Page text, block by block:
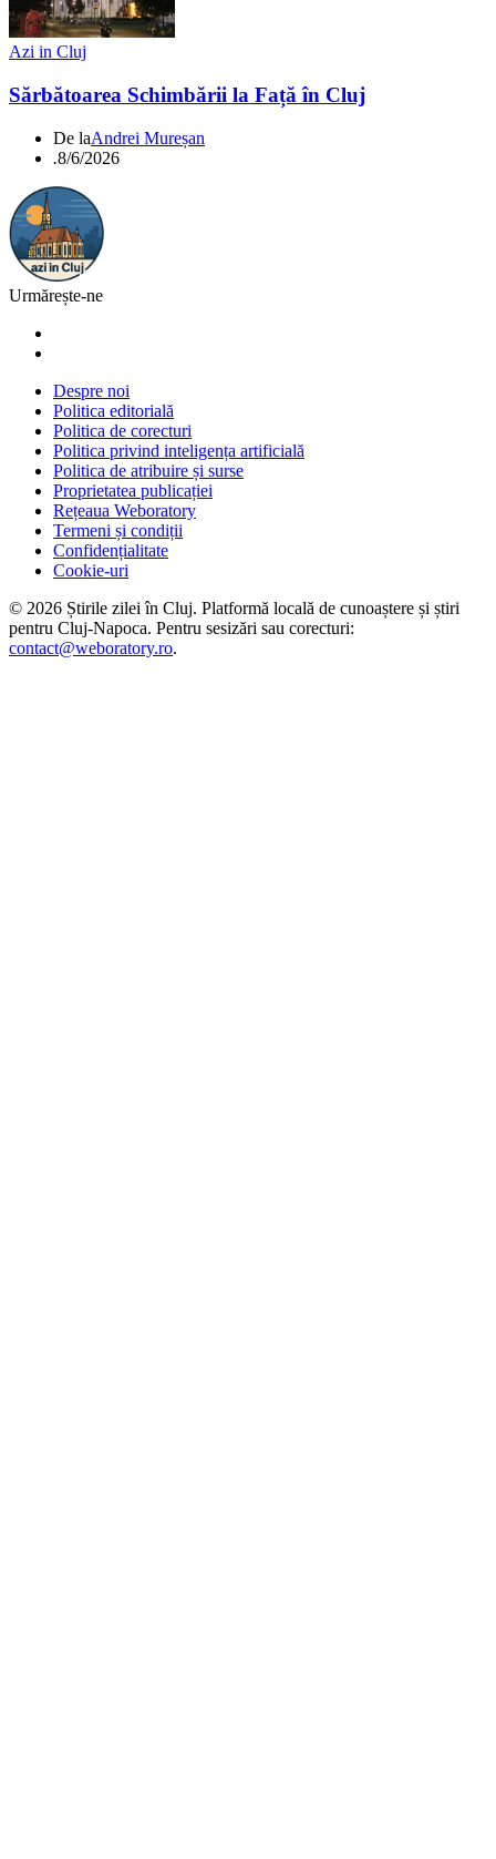
Azi in Cluj
Sărbătoarea Schimbării la Față în Cluj
De laAndrei Mureșan
.8/6/2026
Urmărește-ne
Despre noi
Politica editorială
Politica de corecturi
Politica privind inteligența artificială
Politica de atribuire și surse
Proprietatea publicației
Rețeaua Weboratory
Termeni și condiții
Confidențialitate
Cookie-uri
© 2026 Știrile zilei în Cluj. Platformă locală de cunoaștere și știri
pentru Cluj-Napoca. Pentru sesizări sau corecturi:
contact@weboratory.ro.